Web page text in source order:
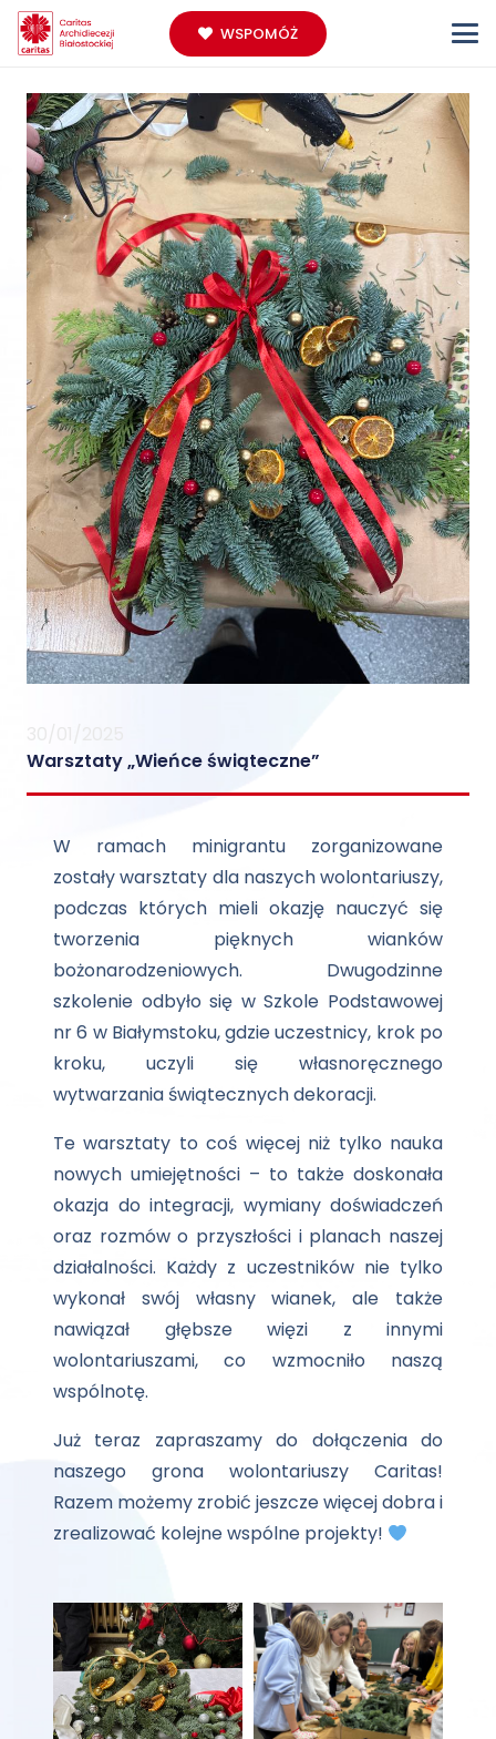
WSPOMÓŻ
Warsztaty „Wieńce świąteczne”
W ramach minigrantu zorganizowane
zostały warsztaty dla naszych wolontariuszy,
podczas których mieli okazję nauczyć się
tworzenia pięknych wianków
bożonarodzeniowych. Dwugodzinne
szkolenie odbyło się w Szkole Podstawowej
nr 6 w Białymstoku, gdzie uczestnicy, krok po
kroku, uczyli się własnoręcznego
wytwarzania świątecznych dekoracji.
Te warsztaty to coś więcej niż tylko nauka
nowych umiejętności – to także doskonała
okazja do integracji, wymiany doświadczeń
oraz rozmów o przyszłości i planach naszej
działalności. Każdy z uczestników nie tylko
wykonał swój własny wianek, ale także
nawiązał głębsze więzi z innymi
wolontariuszami, co wzmocniło naszą
wspólnotę.
Już teraz zapraszamy do dołączenia do
naszego grona wolontariuszy Caritas!
Razem możemy zrobić jeszcze więcej dobra i
zrealizować kolejne wspólne projekty!